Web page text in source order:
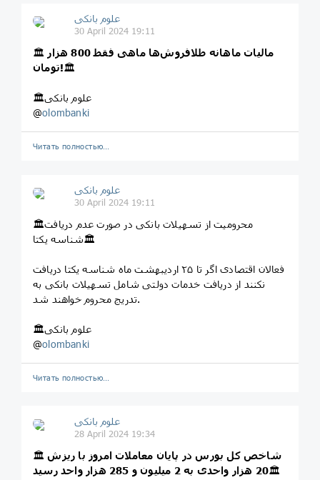
علوم بانکی
30 April 2024 19:11
🏛 مالیات ماهانه طلافروش‌ها ماهی فقط 800 هزار
تومان!🏛
🏛علوم بانکی
@olombanki
Читать полностью…
علوم بانکی
30 April 2024 19:11
🏛محرومیت از تسهیلات بانکی در صورت عدم دریافت
شناسه یکتا🏛
فعالان اقتصادی اگر تا ۲۵ اردیبهشت ماه شناسه یکتا دریافت
نکنند از دریافت خدمات دولتی شامل تسهیلات بانکی به
تدریج محروم خواهند شد.
🏛علوم بانکی
@olombanki
Читать полностью…
علوم بانکی
28 April 2024 19:34
🏛شاخص کل بورس در پایان معاملات امروز با ریزش
20 هزار واحدی به 2 میلیون و 285 هزار واحد رسید🏛